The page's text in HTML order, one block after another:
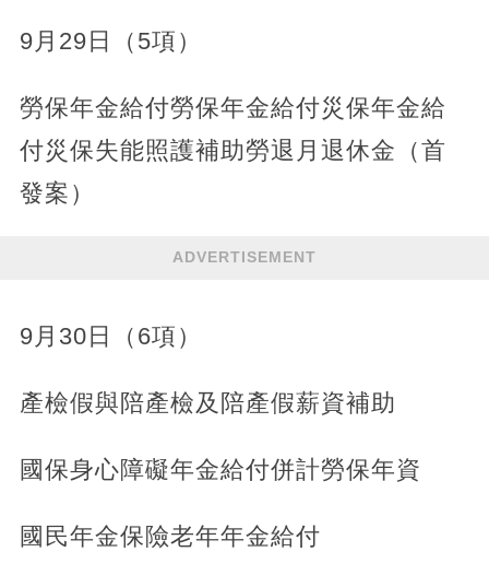
9月29日（5項）
勞保年金給付勞保年金給付災保年金給
付災保失能照護補助勞退月退休金（首
發案）
ADVERTISEMENT
9月30日（6項）
產檢假與陪產檢及陪產假薪資補助
國保身心障礙年金給付併計勞保年資
國民年金保險老年年金給付